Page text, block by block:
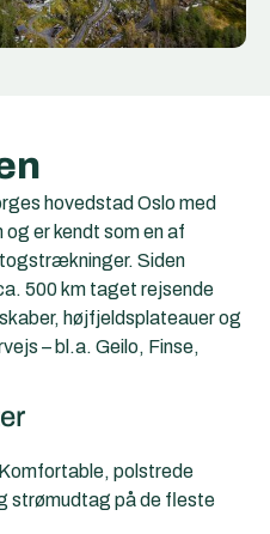
hovedstad Oslo med
er kendt som en af
Siden
500 km taget rejsende
højfjeldsplateauer og
– bl.a. Geilo, Finse,
Komfortable, polstrede
strømudtag på de fleste